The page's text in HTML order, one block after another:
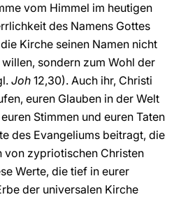
vom Himmel im heutigen
des Namens Gottes
Kirche seinen Namen nicht
sondern zum Wohl der
Joh 12,30). Auch ihr, Christi
euren Glauben in der Welt
Stimmen und euren Taten
des Evangeliums beitragt, die
von zypriotischen Christen
Werte, die tief in eurer
der universalen Kirche